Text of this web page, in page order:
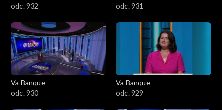
odc. 932
odc. 931
Va Banque
odc. 930
Va Banque
odc. 929